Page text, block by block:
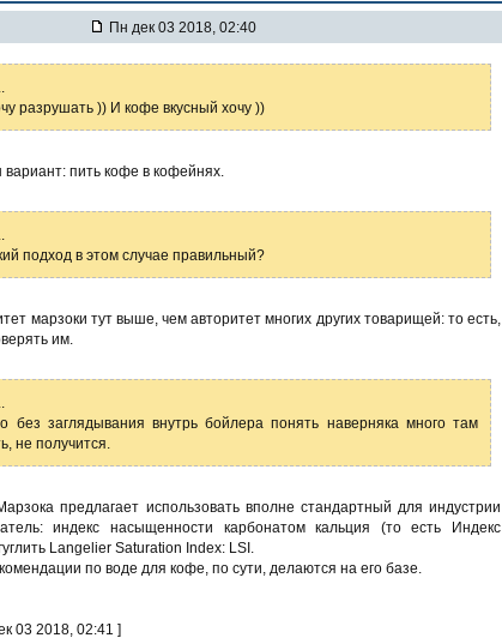
Пн дек 03 2018, 02:40
разрушать )) И кофе вкусный хочу ))
вариант: пить кофе в кофейнях.
подход в этом случае правильный?
марзоки тут выше, чем авторитет многих других товарищей: то есть,
им.
без заглядывания внутрь бойлера понять наверняка много там
не получится.
предлагает использовать вполне стандартный для индустрии
индекс насыщенности карбонатом кальция (то есть Индекс
Langelier Saturation Index: LSI.
по воде для кофе, по сути, делаются на его базе.
03 2018, 02:41 ]